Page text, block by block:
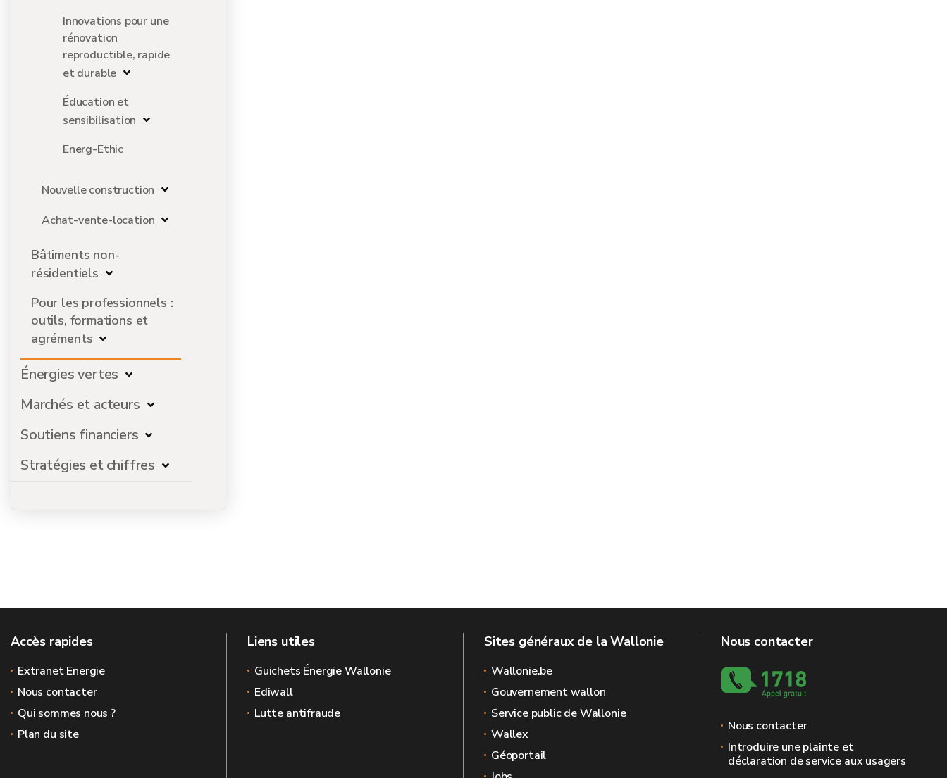
Innovations pour une
rénovation
reproductible, rapide
et durable
Éducation et
sensibilisation
Energ-Ethic
Nouvelle construction
Achat-vente-location
Bâtiments non-
résidentiels
Pour les professionnels :
outils, formations et
agréments
Énergies vertes
Marchés et acteurs
Soutiens financiers
Stratégies et chiffres
Accès rapides
Extranet Energie
Nous contacter
Qui sommes nous ?
Plan du site
Liens utiles
Guichets Énergie Wallonie
Ediwall
Lutte antifraude
Sites généraux de la Wallonie
Wallonie.be
Gouvernement wallon
Service public de Wallonie
Wallex
Géoportail
Nous contacter
Nous contacter
Introduire une plainte et
déclaration de service aux usagers